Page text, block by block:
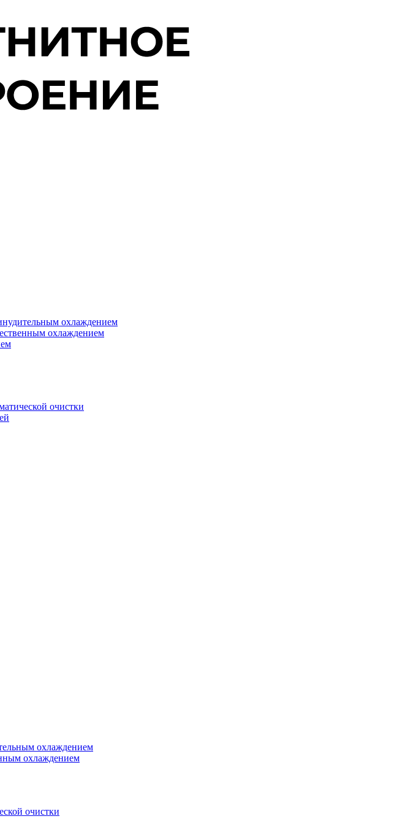
охлаждением
охлаждением
очистки
охлаждением
охлаждением
очистки